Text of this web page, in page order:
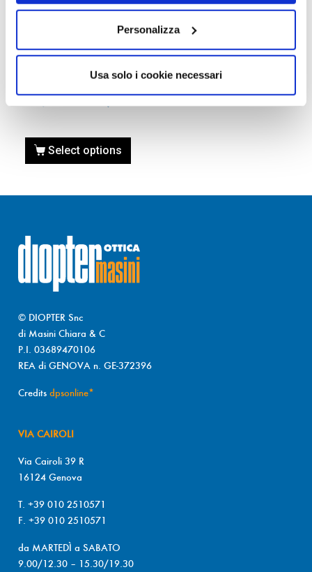
Personalizza
Usa solo i cookie necessari
01M0A7 54
270,00€ 189,00€
Select options
© DIOPTER Snc
di Masini Chiara & C
P.I. 03689470106
REA di GENOVA n. GE-372396
Credits dpsonline*
VIA CAIROLI
Via Cairoli 39 R
16124 Genova
T. +39 010 2510571
F. +39 010 2510571
da MARTEDÌ a SABATO
9.00/12.30 – 15.30/19.30